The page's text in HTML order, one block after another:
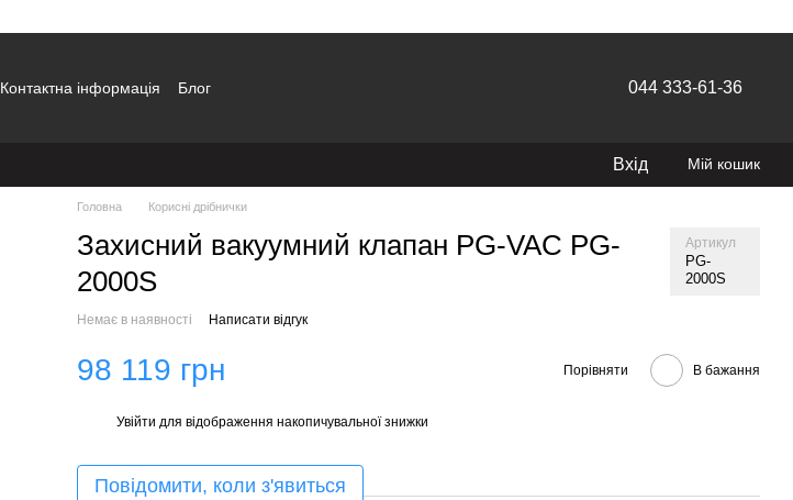
Контактна інформація Блог 044 333-61-36
Вхід Мій кошик
Головна Корисні дрібнички
Захисний вакуумний клапан PG-VAC PG-
2000S
Артикул
PG-
2000S
Немає в наявності Написати відгук
98 119 грн Порівняти В бажання
Увійти для відображення накопичувальної знижки
Повідомити, коли з'явиться